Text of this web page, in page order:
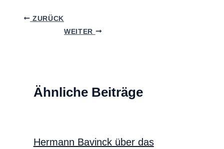
ZURÜCK
WEITER
Ähnliche Beiträge
Hermann Bavinck über das